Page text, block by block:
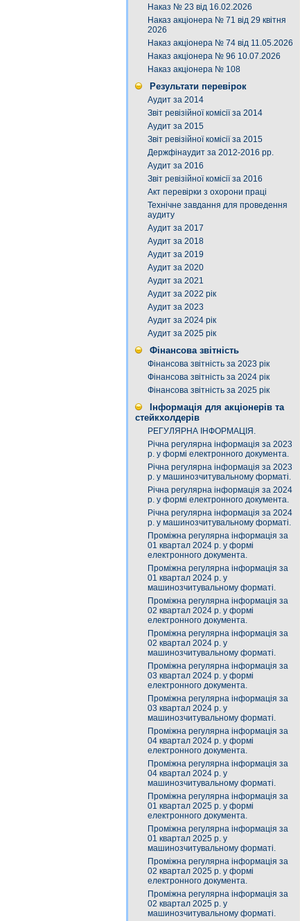
Наказ № 23 від 16.02.2026
Наказ акціонера № 71 від 29 квітня
2026
Наказ акціонера № 74 від 11.05.2026
Наказ акціонера № 96 10.07.2026
Наказ акціонера № 108
Результати перевірок
Аудит за 2014
Звіт ревізійної комісії за 2014
Аудит за 2015
Звіт ревізійної комісії за 2015
Держфінаудит за 2012-2016 рр.
Аудит за 2016
Звіт ревізійної комісії за 2016
Акт перевірки з охорони праці
Технічне завдання для проведення
аудиту
Аудит за 2017
Аудит за 2018
Аудит за 2019
Аудит за 2020
Аудит за 2021
Аудит за 2022 рік
Аудит за 2023
Аудит за 2024 рік
Аудит за 2025 рік
Фінансова звітність
Фінансова звітність за 2023 рік
Фінансова звітність за 2024 рік
Фінансова звітність за 2025 рік
Інформація для акціонерів та
стейкхолдерів
РЕГУЛЯРНА ІНФОРМАЦІЯ.
Річна регулярна інформація за 2023
р. у формі електронного документа.
Річна регулярна інформація за 2023
р. у машинозчитувальному форматі.
Річна регулярна інформація за 2024
р. у формі електронного документа.
Річна регулярна інформація за 2024
р. у машинозчитувальному форматі.
Проміжна регулярна інформація за
01 квартал 2024 р. у формі
електронного документа.
Проміжна регулярна інформація за
01 квартал 2024 р. у
машинозчитувальному форматі.
Проміжна регулярна інформація за
02 квартал 2024 р. у формі
електронного документа.
Проміжна регулярна інформація за
02 квартал 2024 р. у
машинозчитувальному форматі.
Проміжна регулярна інформація за
03 квартал 2024 р. у формі
електронного документа.
Проміжна регулярна інформація за
03 квартал 2024 р. у
машинозчитувальному форматі.
Проміжна регулярна інформація за
04 квартал 2024 р. у формі
електронного документа.
Проміжна регулярна інформація за
04 квартал 2024 р. у
машинозчитувальному форматі.
Проміжна регулярна інформація за
01 квартал 2025 р. у формі
електронного документа.
Проміжна регулярна інформація за
01 квартал 2025 р. у
машинозчитувальному форматі.
Проміжна регулярна інформація за
02 квартал 2025 р. у формі
електронного документа.
Проміжна регулярна інформація за
02 квартал 2025 р. у
машинозчитувальному форматі.